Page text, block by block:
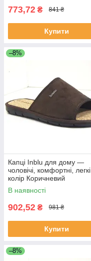
773,72 ₴ 841 ₴
Купити
–8%
Капці Inblu для дому —
чоловічі, комфортні, легкі
колір Коричневий
В наявності
902,52 ₴ 981 ₴
Купити
–8%